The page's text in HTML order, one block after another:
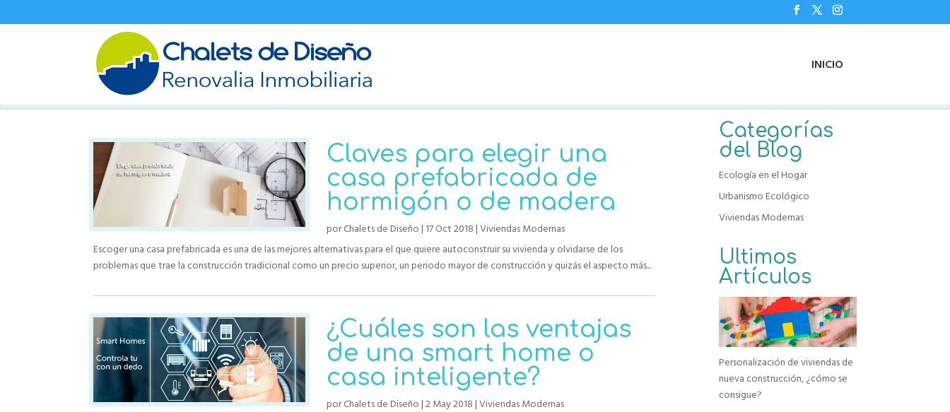
INICIO
Claves para elegir una
casa prefabricada de
hormigón o de madera
porChalets de Diseño | 17 Oct 2018 | Viviendas Modernas
Escoger una casa prefabricada es una de las mejores alternativas para el que quiere autoconstruir su vivienda y olvidarse de los
problemas que trae la construcción tradicional como un precio superior, un periodo mayor de construcción y quizás el aspecto más...
¿Cuáles son las ventajas
de una smart home o
casa inteligente?
porChalets de Diseño | 2 May 2018 | Viviendas Modernas
Categorías
del Blog
Ecología en el Hogar
Urbanismo Ecológico
Viviendas Modernas
Ultimos
Artículos
Personalización de viviendas de
nueva construcción, ¿cómo se
consigue?